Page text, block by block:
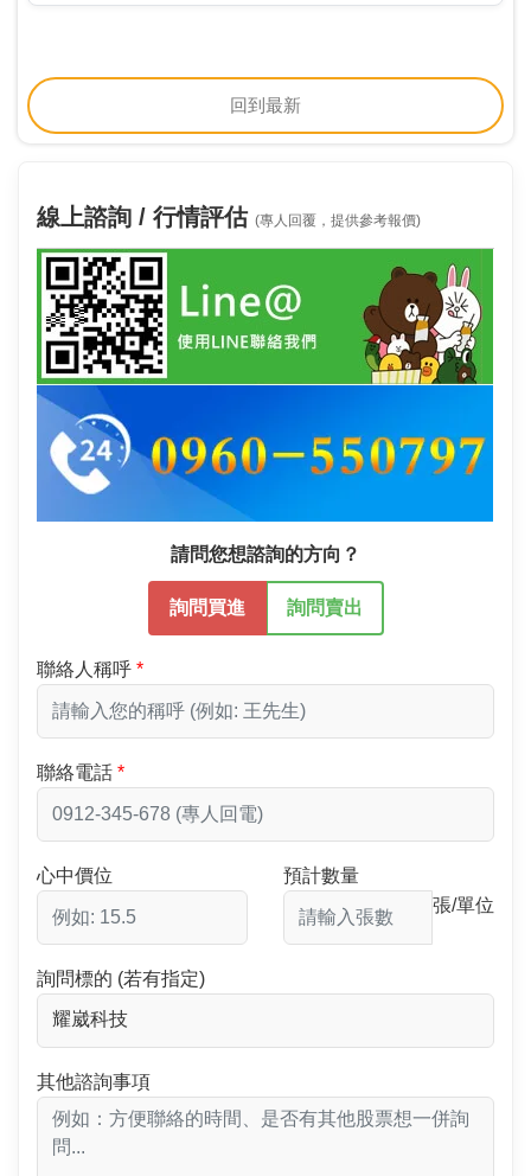
通過變更公司章程，業務範圍新增鏡頭專利權買賣及授
回到最新
線上諮詢 / 行情評估 (專人回覆，提供參考報價)
請問您想諮詢的方向？
詢問買進 詢問賣出
聯絡人稱呼
聯絡電話
心中價位
預計數量
張/單位
詢問標的 (若有指定)
其他諮詢事項